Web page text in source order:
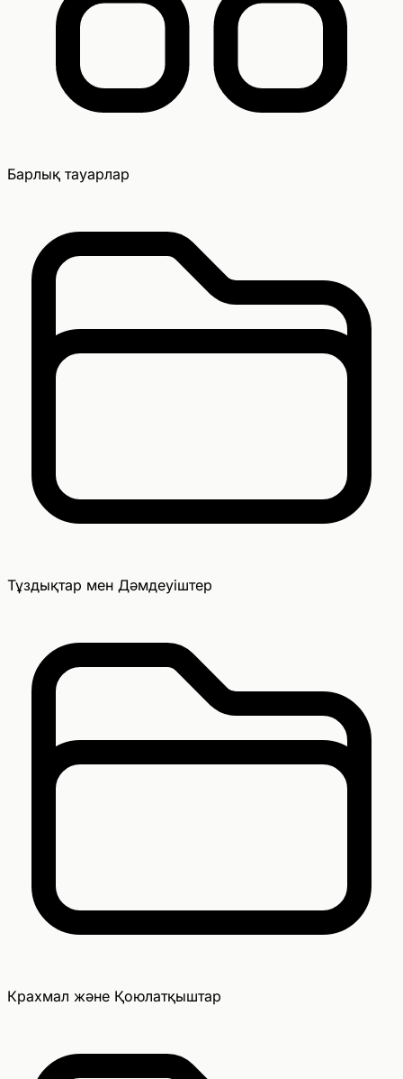
Барлық тауарлар
Тұздықтар мен Дәмдеуіштер
Крахмал және Қоюлатқыштар